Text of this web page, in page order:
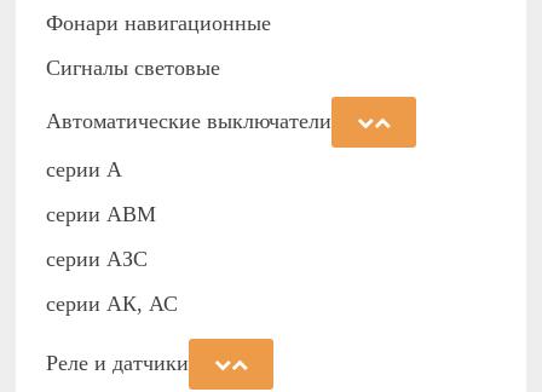
Фонари навигационные
Сигналы световые
Автоматические выключатели
серии А
серии АВМ
cерии АЗС
серии АК, АС
Реле и датчики